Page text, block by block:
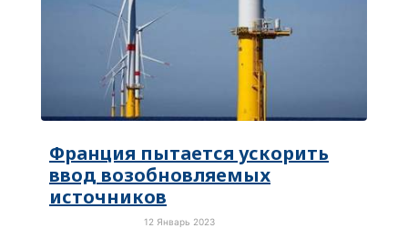
Франция пытается ускорить
ввод возобновляемых
источников
12 Январь 2023